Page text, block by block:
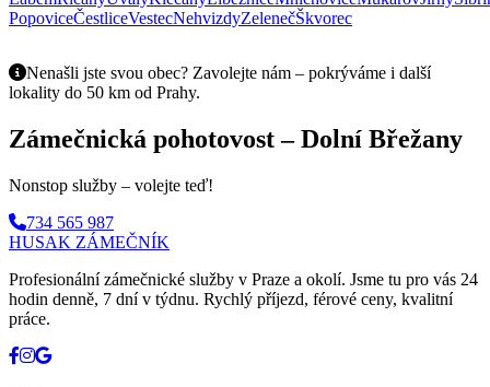
PopoviceČestliceVestecNehvizdyZelenečŠkvorec
Nenašli jste svou obec? Zavolejte nám – pokrýváme i další
lokality do 50 km od Prahy.
Zámečnická pohotovost – Dolní Břežany
Nonstop služby – volejte teď!
734 565 987
HUSAK ZÁMEČNÍK
Profesionální zámečnické služby v Praze a okolí. Jsme tu pro vás 24
hodin denně, 7 dní v týdnu. Rychlý příjezd, férové ceny, kvalitní
práce.